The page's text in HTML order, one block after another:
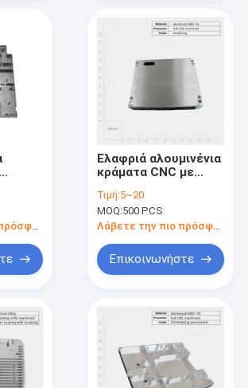
Λάβετε την πιο πρόσφατη τιμή
Ελαφριά αλουμινένια
κράματα CNC με
επιφάνεια
Τιμή:5~20
MOQ:500 PCS
Λάβετε την πιο πρόσφατη τιμή
Επικοινωνήστε